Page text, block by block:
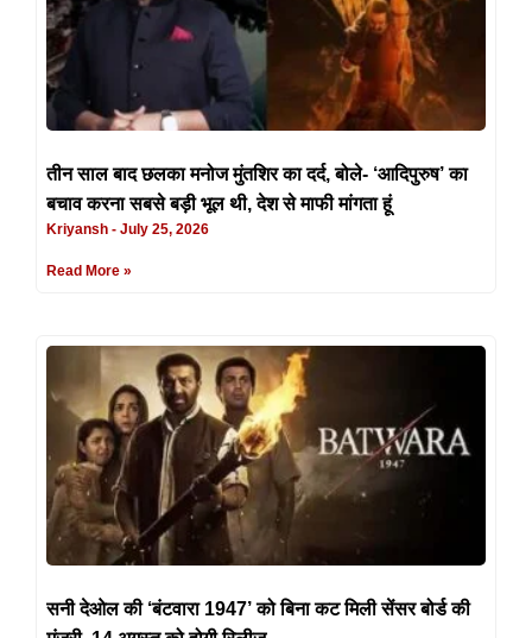
तीन साल बाद छलका मनोज मुंतशिर का दर्द, बोले- ‘आदिपुरुष’ का
बचाव करना सबसे बड़ी भूल थी, देश से माफी मांगता हूं
Kriyansh July 25, 2026
Read More »
सनी देओल की ‘बंटवारा 1947’ को बिना कट मिली सेंसर बोर्ड की